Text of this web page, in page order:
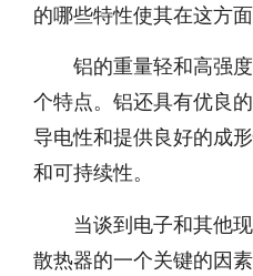
的哪些特性使其在这方面
铝的重量轻和高强
个特点。铝还具有优良
导电性和提供良好的成
和可持续性。
当谈到电子和其他
散热器的一个关键的因